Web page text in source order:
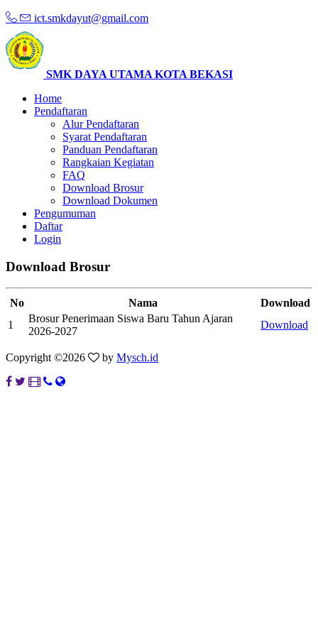
ict.smkdayut@gmail.com
SMK DAYA UTAMA KOTA BEKASI
Home
Pendaftaran
Alur Pendaftaran
Syarat Pendaftaran
Panduan Pendaftaran
Rangkaian Kegiatan
FAQ
Download Brosur
Download Dokumen
Pengumuman
Daftar
Login
Download Brosur
No Nama
Download
1
Brosur Penerimaan Siswa Baru Tahun Ajaran
2026-2027
Download
Copyright ©2026 by Mysch.id